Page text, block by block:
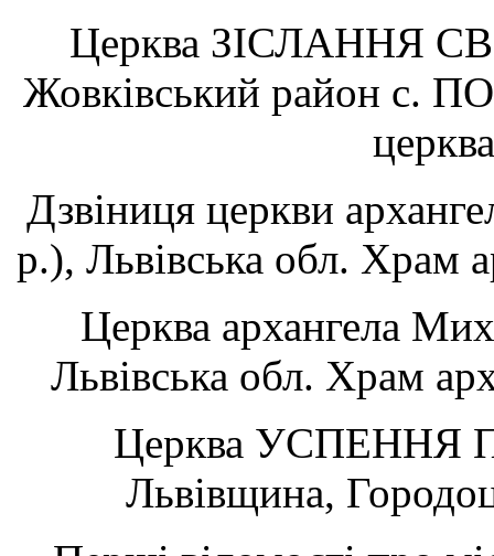
Церква ЗІСЛАННЯ
Жовківський район с.
Дзвіниця церкви
р.), Львівська обл. Храм
Церква архангела
Львівська обл. Храм
Церква УСПЕННЯ
Львівщина,